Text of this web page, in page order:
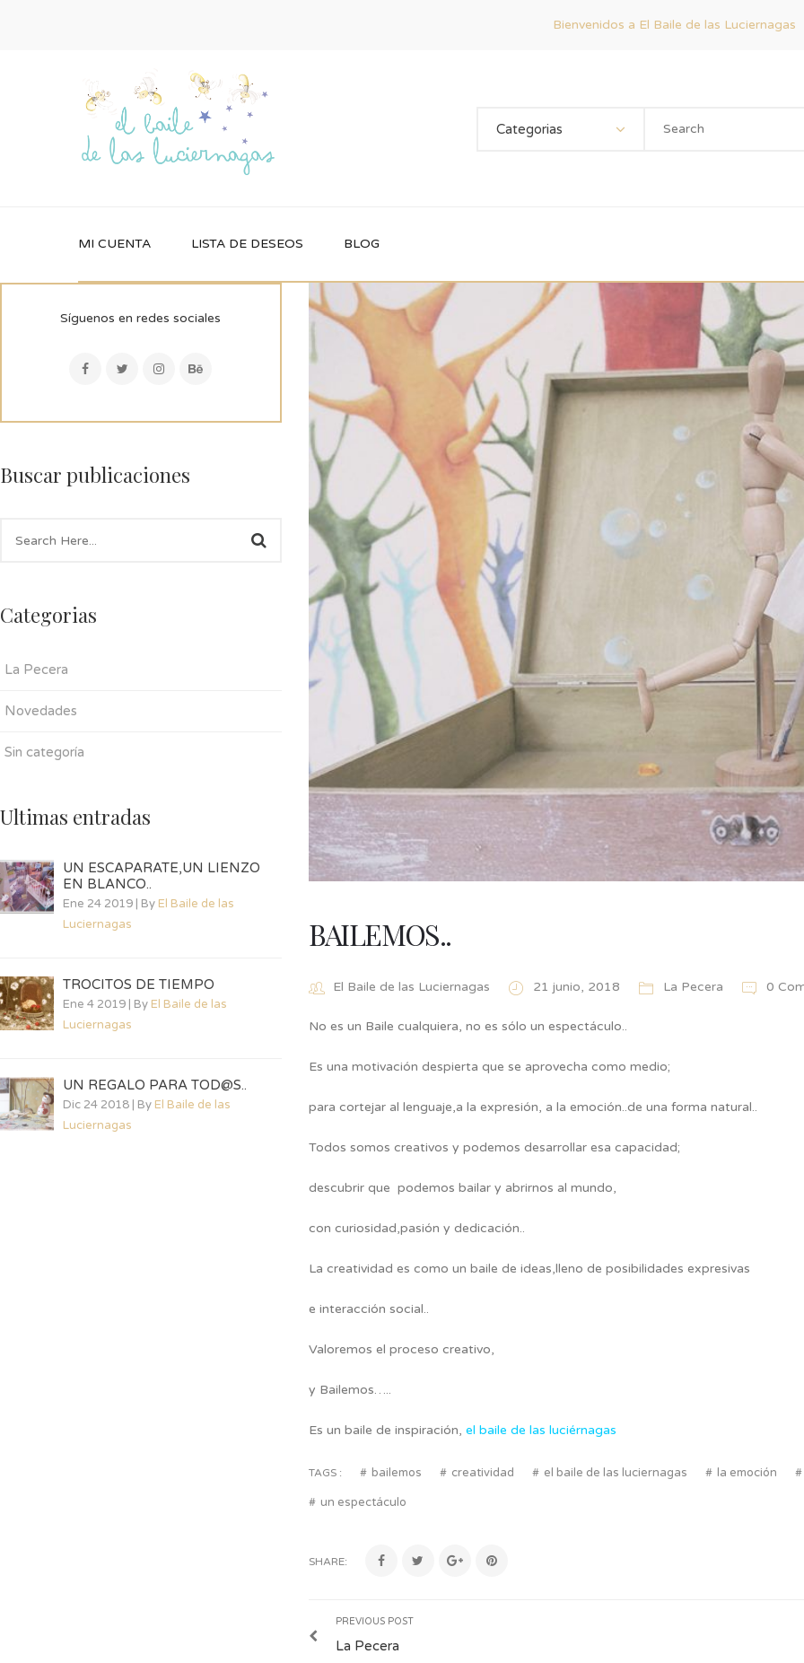
Bienvenidos a El Baile de las Luciernagas
Categorias
MI CUENTA LISTA DE DESEOS BLOG
Síguenos en redes sociales
Buscar publicaciones
Categorias
La Pecera
Novedades
Sin categoría
Ultimas entradas
UN ESCAPARATE,UN LIENZO
EN BLANCO..
Ene 24 2019 | By El Baile de las
Luciernagas
TROCITOS DE TIEMPO
Ene 4 2019 | By El Baile de las
Luciernagas
UN REGALO PARA TOD@S..
Dic 24 2018 | By El Baile de las
Luciernagas
BAILEMOS..
El Baile de las Luciernagas 21 junio, 2018 La Pecera 0
No es un Baile cualquiera, no es sólo un espectáculo..
Es una motivación despierta que se aprovecha como medio;
para cortejar al lenguaje,a la expresión, a la emoción..de una forma natural..
Todos somos creativos y podemos desarrollar esa capacidad;
descubrir que podemos bailar y abrirnos al mundo,
con curiosidad,pasión y dedicación..
La creatividad es como un baile de ideas,lleno de posibilidades expresivas
e interacción social..
Valoremos el proceso creativo,
y Bailemos…..
Es un baile de inspiración, el baile de las luciérnagas
TAGS : bailemos creatividad el baile de las luciernagas la emoción
un espectáculo
SHARE:
PREVIOUS POST
La Pecera